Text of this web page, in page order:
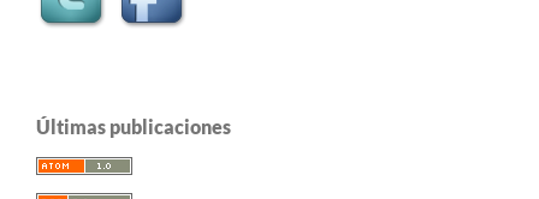
Últimas publicaciones